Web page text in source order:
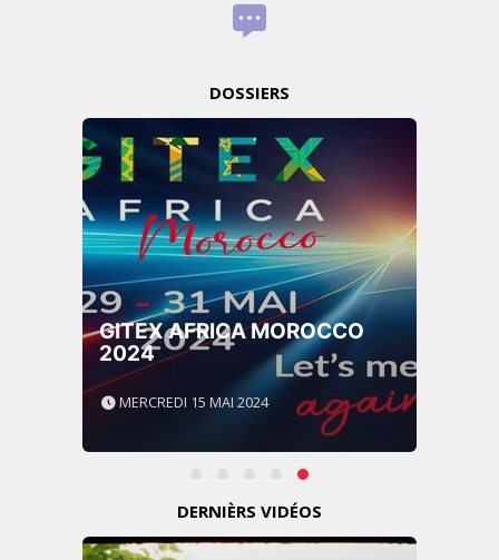
DOSSIERS
GITEX AFRICA MOROCCO
2024
MERCREDI 15 MAI 2024
DERNIÈRS VIDÉOS